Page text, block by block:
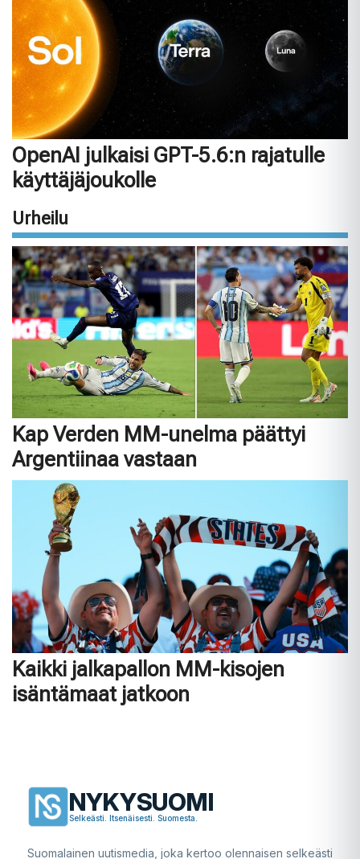
OpenAI julkaisi GPT-5.6:n rajatulle
käyttäjäjoukolle
Urheilu
Kap Verden MM-unelma päättyi
Argentiinaa vastaan
Kaikki jalkapallon MM-kisojen
isäntämaat jatkoon
NYKYSUOMI
Selkeästi. Itsenäisesti. Suomesta.
Suomalainen uutismedia, joka kertoo olennaisen selkeästi